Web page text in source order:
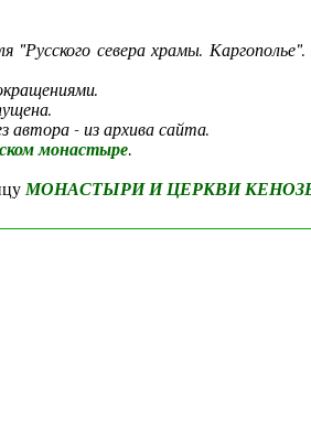
"Русского севера храмы.
автора - из архива сайта.
монастыре.
МОНАСТЫРИ И ЦЕРКВИ